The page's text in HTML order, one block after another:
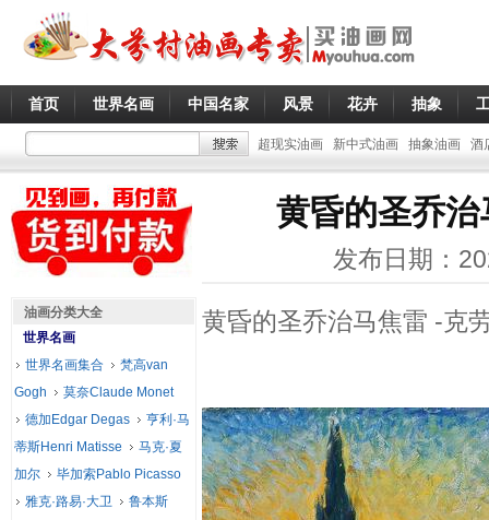
首页 世界名画 中国名家 风景 花卉 抽象
超现实油画 新中式油画 抽象油画 酒
黄昏的圣乔治
发布日期：
黄昏的圣乔治马焦雷 -克
油画分类大全
世界名画
世界名画集合
梵高van
Gogh
莫奈Claude Monet
德加Edgar Degas
亨利·马
蒂斯Henri Matisse
马克·夏
加尔
毕加索Pablo Picasso
雅克·路易·大卫
鲁本斯